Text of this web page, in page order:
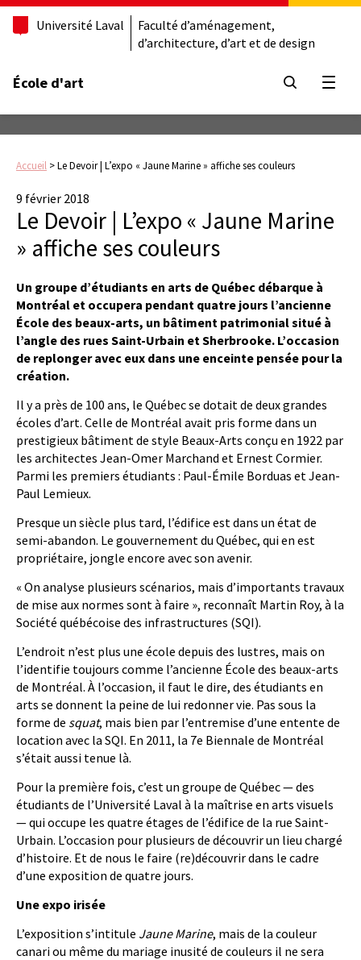
Université Laval
Faculté d’aménagement,
d’architecture, d’art et de design
École d'art
Accueil >Le Devoir | L’expo « Jaune Marine » affiche ses couleurs
9 février 2018
Le Devoir | L’expo « Jaune Marine
» affiche ses couleurs
Un groupe d’étudiants en arts de Québec débarque à
Montréal et occupera pendant quatre jours l’ancienne
École des beaux-arts, un bâtiment patrimonial situé à
l’angle des rues Saint-Urbain et Sherbrooke. L’occasion
de replonger avec eux dans une enceinte pensée pour la
création.
Il y a près de 100 ans, le Québec se dotait de deux grandes
écoles d’art. Celle de Montréal avait pris forme dans un
prestigieux bâtiment de style Beaux-Arts conçu en 1922 par
les architectes Jean-Omer Marchand et Ernest Cormier.
Parmi les premiers étudiants : Paul-Émile Borduas et Jean-
Paul Lemieux.
Presque un siècle plus tard, l’édifice est dans un état de
semi-abandon. Le gouvernement du Québec, qui en est
propriétaire, jongle encore avec son avenir.
« On analyse plusieurs scénarios, mais d’importants travaux
de mise aux normes sont à faire », reconnaît Martin Roy, à la
Société québécoise des infrastructures (SQI).
L’endroit n’est plus une école depuis des lustres, mais on
l’identifie toujours comme l’ancienne École des beaux-arts
de Montréal. À l’occasion, il faut le dire, des étudiants en
arts se donnent la peine de lui redonner vie. Pas sous la
forme de squat, mais bien par l’entremise d’une entente de
location avec la SQI. En 2011, la 7e Biennale de Montréal
s’était aussi tenue là.
Pour la première fois, c’est un groupe de Québec — des
étudiants de l’Université Laval à la maîtrise en arts visuels
— qui occupe les quatre étages de l’édifice de la rue Saint-
Urbain. L’occasion pour plusieurs de découvrir un lieu chargé
d’histoire. Et de nous le faire (re)découvrir dans le cadre
d’une exposition de quatre jours.
Une expo irisée
L’exposition s’intitule Jaune Marine, mais de la couleur
canari ou même du mariage inusité de couleurs il ne sera